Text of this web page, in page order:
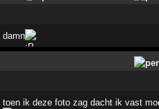
damn
toen ik deze foto zag dacht ik vast